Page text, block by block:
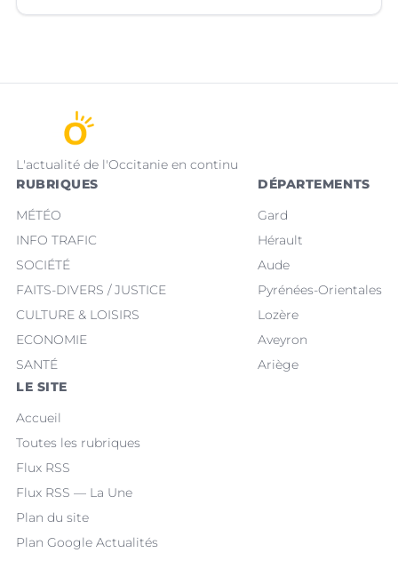
L'actualité de l'Occitanie en continu
RUBRIQUES
MÉTÉO
INFO TRAFIC
SOCIÉTÉ
FAITS-DIVERS / JUSTICE
CULTURE & LOISIRS
ECONOMIE
SANTÉ
DÉPARTEMENTS
Gard
Hérault
Aude
Pyrénées-Orientales
Lozère
Aveyron
Ariège
LE SITE
Accueil
Toutes les rubriques
Flux RSS
Flux RSS — La Une
Plan du site
Plan Google Actualités